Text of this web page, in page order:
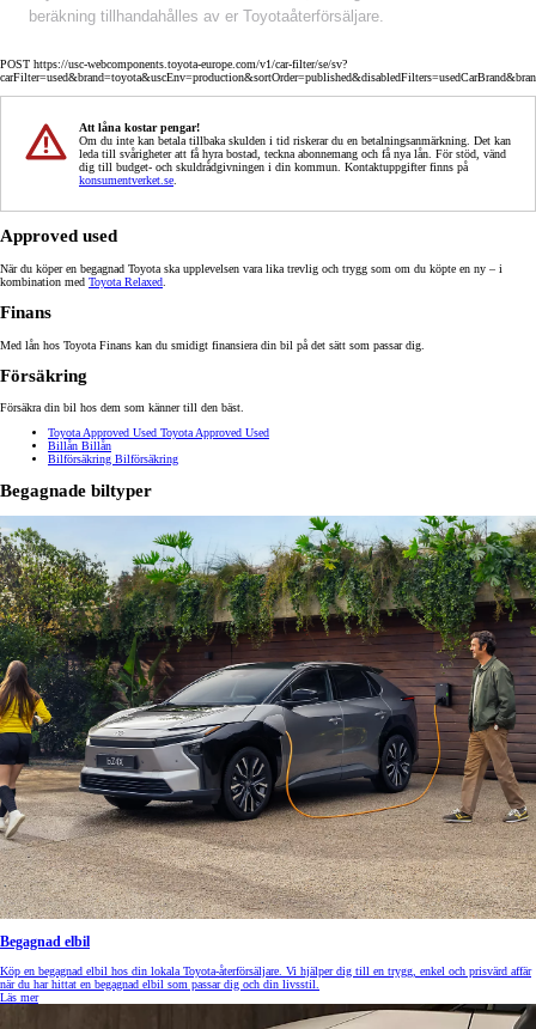
beräkning tillhandahålles av er Toyotaåterförsäljare.
POST https://usc-webcomponents.toyota-europe.com/v1/car-filter/se/sv?
Att låna kostar pengar!
Om du inte kan betala tillbaka skulden i tid riskerar du en betalningsanmärkning. Det kan
leda till svårigheter att få hyra bostad, teckna abonnemang och få nya lån. För stöd, vänd
dig till budget- och skuldrådgivningen i din kommun. Kontaktuppgifter finns på
konsumentverket.se
Approved used
När du köper en begagnad Toyota ska upplevelsen vara lika trevlig och trygg som om du köpte en ny – i
kombination med Toyota Relaxed
Finans
Med lån hos Toyota Finans kan du smidigt finansiera din bil på det sätt som passar dig.
Försäkring
Försäkra din bil hos dem som känner till den bäst.
Toyota Approved Used Toyota Approved Used
Billån Billån
Bilförsäkring Bilförsäkring
Begagnade biltyper
Begagnad elbil
Köp en begagnad elbil hos din lokala Toyota-återförsäljare. Vi hjälper dig till en trygg, enkel och prisvärd affär
när du har hittat en begagnad elbil som passar dig och din livsstil.
Läs mer